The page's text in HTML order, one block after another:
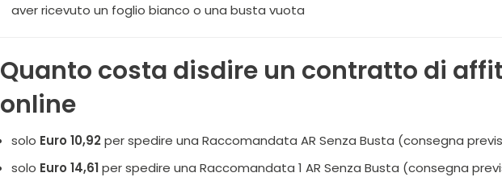
aver ricevuto un foglio bianco o una busta vuota
Quanto costa disdire un contratto di
online
solo Euro 10,92per spedire una Raccomandata AR Senza Busta (consegna
solo Euro 14,61per spedire una Raccomandata 1 AR Senza Busta (consegna